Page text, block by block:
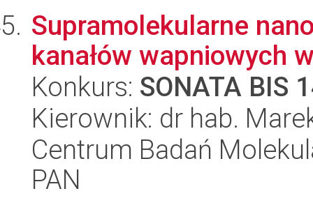
Supramolekularne
kanałów wapniowych
Konkurs: SONATA BIS
Kierownik: dr hab.
Centrum Badań
PAN